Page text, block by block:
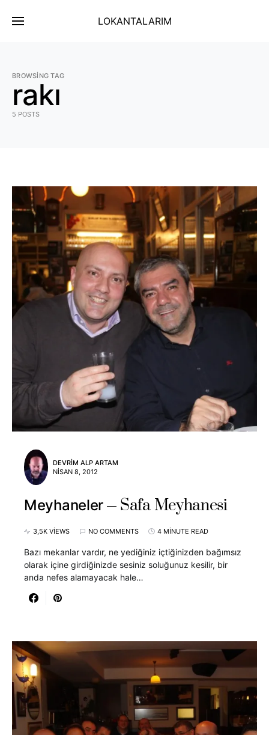
LOKANTALARIM
BROWSING TAG
rakı
5 POSTS
DEVRIM ALP ARTAM
NISAN 8, 2012
Meyhaneler Safa Meyhanesi
3,5K VIEWS NO COMMENTS 4 MINUTE READ
Bazı mekanlar vardır, ne yediğiniz içtiğinizden bağımsız
olarak içine girdiğinizde sesiniz soluğunuz kesilir, bir
anda nefes alamayacak hale…